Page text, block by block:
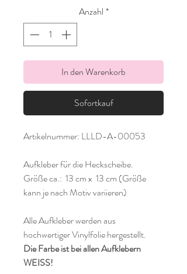
Anzahl *
In den Warenkorb
Sofortkauf
Artikelnummer: LLLD-A-00053
Aufkleber für die Heckscheibe.
Größe ca.: 13 cm x 13 cm (Größe
kann je nach Motiv variieren)
Alle Aufkleber werden aus
hochwertiger Vinylfolie hergestellt.
Die Farbe ist bei allen Aufklebern
WEISS!